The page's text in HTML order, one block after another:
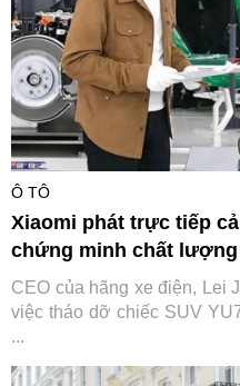
Ô TÔ
Xiaomi phát trực tiếp
chứng minh chất lượng
CEO của hãng xe điện, Lei
việc tháo dỡ chiếc SUV
...